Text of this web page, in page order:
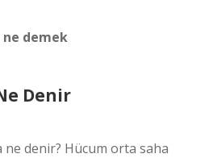
ne demek
Denir
denir? Hücum orta saha